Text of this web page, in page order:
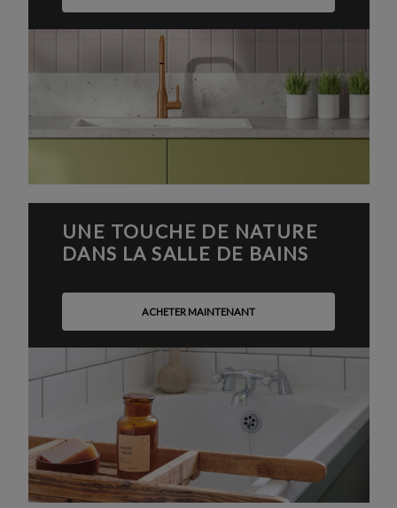
UNE TOUCHE DE NATURE
DANS LA SALLE DE BAINS
ACHETER MAINTENANT